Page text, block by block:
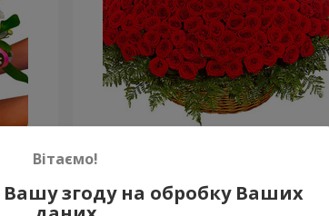
53 016 грн Замовити
Вітаємо!
Вашу згоду на обробку Ваших